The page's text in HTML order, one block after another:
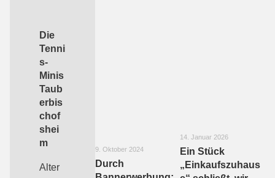
Die
Tenni
s-
Minis
Taub
erbis
chof
shei
m
Alter
9. Oktober 2024
Durch
14. Januar 2026
Ein Stück
„Einkaufszuhaus